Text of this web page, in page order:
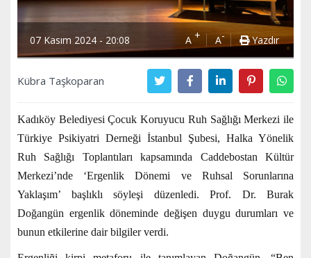
07 Kasım 2024 - 20:08 A + A- Yazdır
Kübra Taşkoparan
Kadıköy Belediyesi Çocuk Koruyucu Ruh Sağlığı Merkezi ile
Türkiye Psikiyatri Derneği İstanbul Şubesi, Halka Yönelik
Ruh Sağlığı Toplantıları kapsamında Caddebostan Kültür
Merkezi’nde ‘Ergenlik Dönemi ve Ruhsal Sorunlarına
Yaklaşım’ başlıklı söyleşi düzenledi. Prof. Dr. Burak
Doğangün ergenlik döneminde değişen duygu durumları ve
bunun etkilerine dair bilgiler verdi.